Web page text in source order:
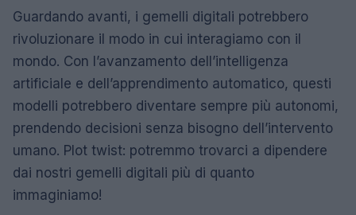
Guardando avanti, i gemelli digitali potrebbero
rivoluzionare il modo in cui interagiamo con il
mondo. Con l’avanzamento dell’intelligenza
artificiale e dell’apprendimento automatico, questi
modelli potrebbero diventare sempre più autonomi,
prendendo decisioni senza bisogno dell’intervento
umano. Plot twist: potremmo trovarci a dipendere
dai nostri gemelli digitali più di quanto
immaginiamo!